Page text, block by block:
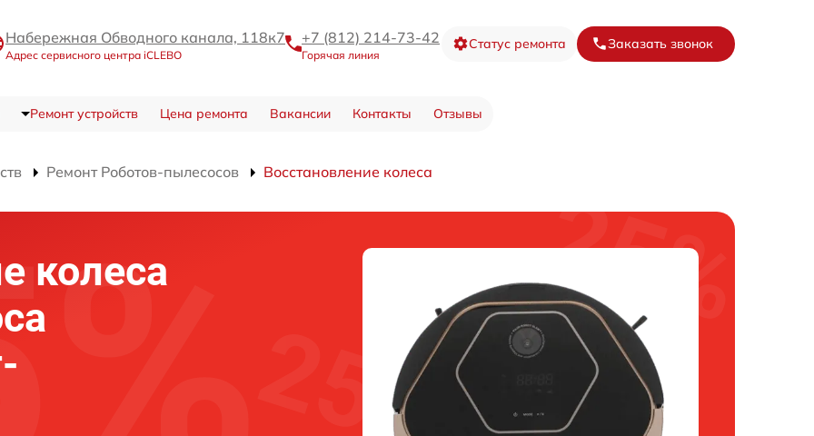
Набережная Обводного канала, 118к7
Адрес сервисного центра iCLEBO
+7 (812) 214-73-42
Горячая линия
Статус ремонта Заказать звонок
Ремонт устройств Цена ремонта Вакансии Контакты Отзывы
Ремонт Роботов-пылесосов Восстановление колеса
колеса